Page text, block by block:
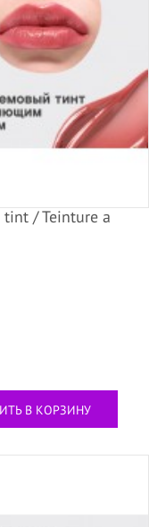
tint / Teinture a
В КОРЗИНУ